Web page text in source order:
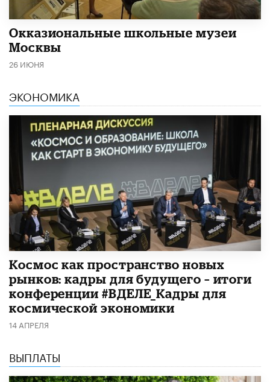
​Окказиональные школьные музеи
Москвы
26 ИЮНЯ
ЭКОНОМИКА
Космос как пространство новых
рынков: кадры для будущего – итоги
конференции #ВДЕЛЕ_Кадры для
космической экономики
14 АПРЕЛЯ
ВЫПЛАТЫ